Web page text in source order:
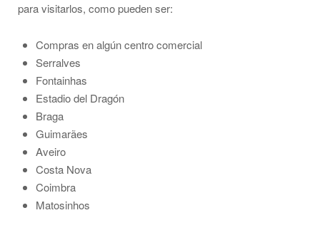
para visitarlos, como pueden ser:
Compras en algún centro comercial
Serralves
Fontainhas
Estadio del Dragón
Braga
Guimarães
Aveiro
Costa Nova
Coimbra
Matosinhos